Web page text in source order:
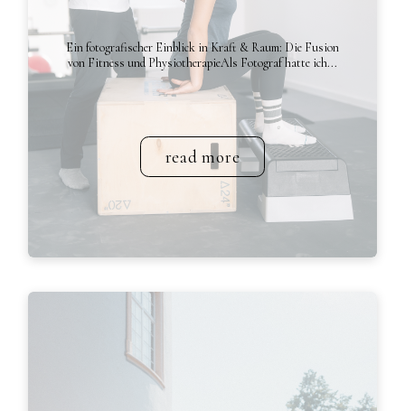
Ein fotografischer Einblick in Kraft & Raum: Die Fusion
von Fitness und PhysiotherapieAls Fotograf hatte ich...
read more